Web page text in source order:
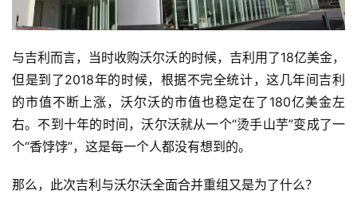
与吉利而言，当时收购沃尔沃的时候，吉利用了18亿美金，
但是到了2018年的时候，根据不完全统计，这几年间吉利
的市值不断上涨，沃尔沃的市值也稳定在了180亿美金左
右。不到十年的时间，沃尔沃就从一个“烫手山芋”变成了一
个“香饽饽”，这是每一个人都没有想到的。
那么，此次吉利与沃尔沃全面合并重组又是为了什么？